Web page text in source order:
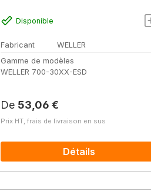
Disponible
Fabricant
WELLER
Gamme de modèles
WELLER 700-30XX-ESD
Prix régulier :
De 53,06 €
Prix HT, frais de livraison en sus
Détails